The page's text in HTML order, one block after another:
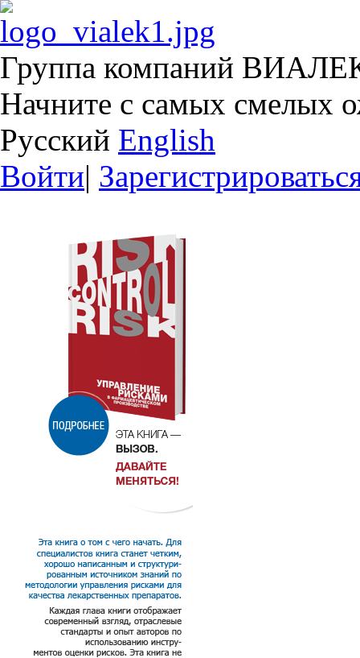
Группа компаний
Начните с самых смелых
Русский English
Войти|